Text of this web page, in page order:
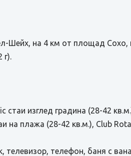
Шейх, на 4 км от площад Сохо,
г).
стаи изглед градина (28-42
на плажа (28-42 кв.м.), Club
телефон, баня с